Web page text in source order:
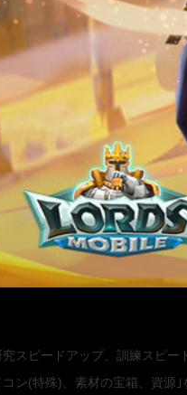
スピードアップ、訓練スピー
ン(特殊)、素材の宝箱、資源｣